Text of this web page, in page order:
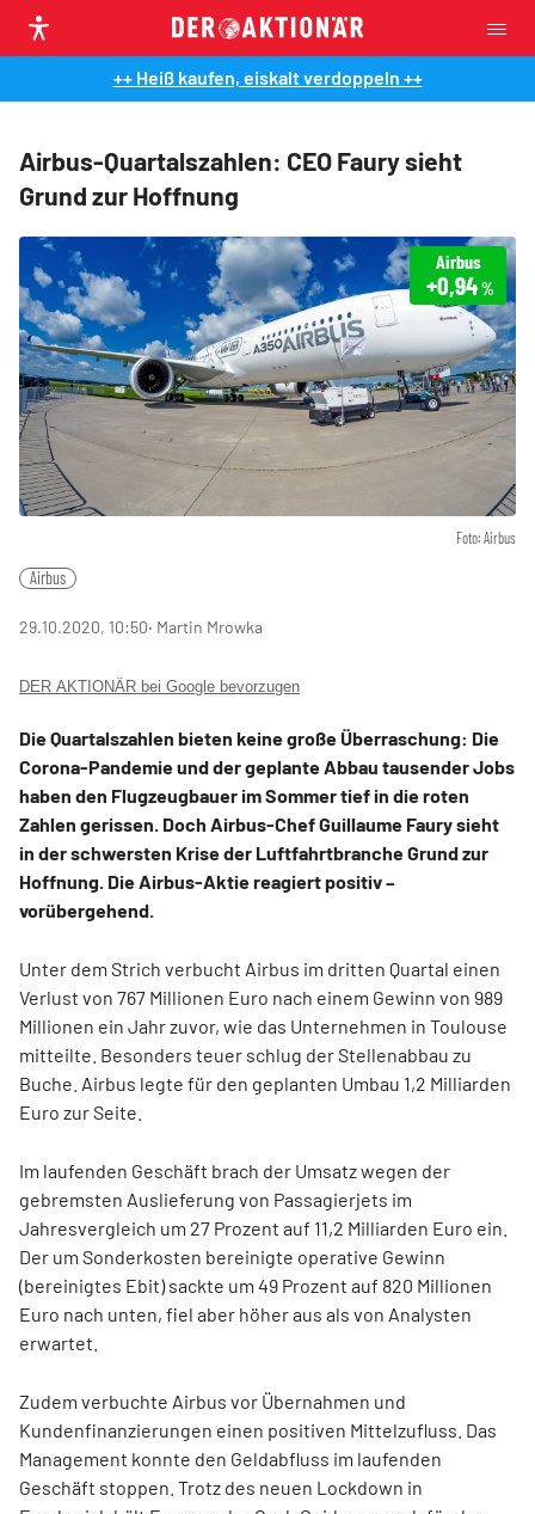
++ Heiß kaufen, eiskalt verdoppeln ++
Airbus-Quartalszahlen: CEO Faury sieht
Grund zur Hoffnung
Foto: Airbus
Airbus
+0,94%
Airbus
29.10.2020, 10:50‧ Martin Mrowka
DER AKTIONÄR bei Google bevorzugen
Die Quartalszahlen bieten keine große Überraschung: Die
Corona-Pandemie und der geplante Abbau tausender Jobs
haben den Flugzeugbauer im Sommer tief in die roten
Zahlen gerissen. Doch Airbus-Chef Guillaume Faury sieht
in der schwersten Krise der Luftfahrtbranche Grund zur
Hoffnung. Die Airbus-Aktie reagiert positiv –
vorübergehend.
Unter dem Strich verbucht Airbus im dritten Quartal einen
Verlust von 767 Millionen Euro nach einem Gewinn von 989
Millionen ein Jahr zuvor, wie das Unternehmen in Toulouse
mitteilte. Besonders teuer schlug der Stellenabbau zu
Buche. Airbus legte für den geplanten Umbau 1,2 Milliarden
Euro zur Seite.
Im laufenden Geschäft brach der Umsatz wegen der
gebremsten Auslieferung von Passagierjets im
Jahresvergleich um 27 Prozent auf 11,2 Milliarden Euro ein.
Der um Sonderkosten bereinigte operative Gewinn
(bereinigtes Ebit) sackte um 49 Prozent auf 820 Millionen
Euro nach unten, fiel aber höher aus als von Analysten
erwartet.
Zudem verbuchte Airbus vor Übernahmen und
Kundenfinanzierungen einen positiven Mittelzufluss. Das
Management konnte den Geldabfluss im laufenden
Geschäft stoppen. Trotz des neuen Lockdown in